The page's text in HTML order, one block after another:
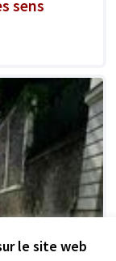
le site web
sens